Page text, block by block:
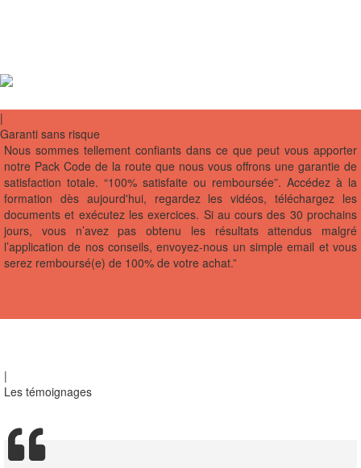
|
Garanti sans risque
Nous sommes tellement confiants dans ce que peut vous apporter
notre Pack Code de la route que nous vous offrons une garantie de
satisfaction totale. “100% satisfaite ou remboursée”. Accédez à la
formation dès aujourd'hui, regardez les vidéos, téléchargez les
documents et exécutez les exercices. Si au cours des 30 prochains
jours, vous n’avez pas obtenu les résultats attendus malgré
l’application de nos conseils, envoyez-nous un simple email et vous
serez remboursé(e) de 100% de votre achat.”
|
Les témoignages